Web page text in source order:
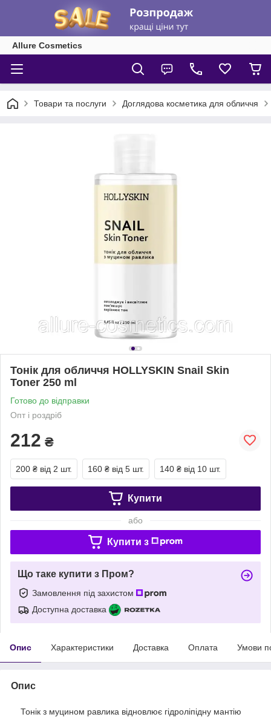
Allure Cosmetics
Товари та послуги Доглядова косметика для обличчя
Тонік для обличчя HOLLYSKIN Snail Skin
Toner 250 ml
Готово до відправки
Опт і роздріб
212 ₴
200 ₴ від 2 шт. 160 ₴ від 5 шт. 140 ₴ від 10 шт.
Купити
або
Купити з
Що таке купити з Пром?
Замовлення під захистом
Доступна доставка
Опис Характеристики Доставка Оплата Умови
Опис
Тонік з муцином равлика відновлює гідроліпідну мантію